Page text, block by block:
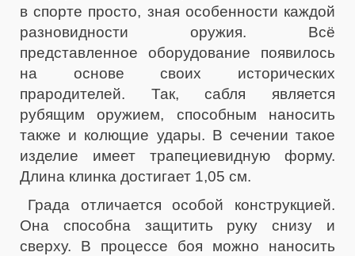
в спорте просто, зная особенности каждой
разновидности оружия. Всё
представленное оборудование появилось
на основе своих исторических
прародителей. Так, сабля является
рубящим оружием, способным наносить
также и колющие удары. В сечении такое
изделие имеет трапециевидную форму.
Длина клинка достигает 1,05 см.
Града отличается особой конструкцией.
Она способна защитить руку снизу и
сверху. В процессе боя можно наносить